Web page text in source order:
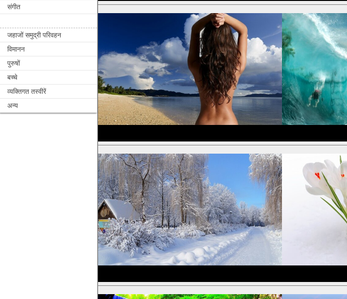
संगीत
जहाजों समुद्री परिवहन
विमानन
पुरुषों
बच्चे
व्यक्तिगत तस्वीरें
अन्य